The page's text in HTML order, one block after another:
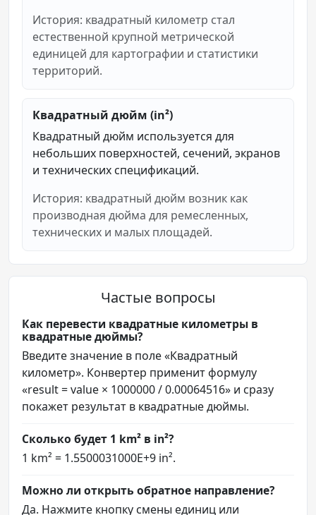
История: квадратный километр стал
естественной крупной метрической
единицей для картографии и статистики
территорий.
Квадратный дюйм (in²)
Квадратный дюйм используется для
небольших поверхностей, сечений, экранов
и технических спецификаций.
История: квадратный дюйм возник как
производная дюйма для ремесленных,
технических и малых площадей.
Частые вопросы
Как перевести квадратные километры в
квадратные дюймы?
Введите значение в поле «Квадратный
километр». Конвертер применит формулу
«result = value × 1000000 / 0.00064516» и сразу
покажет результат в квадратные дюймы.
Сколько будет 1 km² в in²?
1 km² = 1.5500031000E+9 in².
Можно ли открыть обратное направление?
Да. Нажмите кнопку смены единиц или